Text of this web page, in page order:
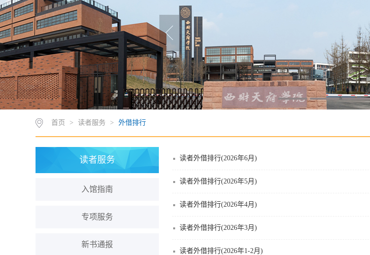
首页 > 读者服务 > 外借排行
读者服务
入馆指南
专项服务
新书通报
读者外借排行(2026年6月)
读者外借排行(2026年5月)
读者外借排行(2026年4月)
读者外借排行(2026年3月)
读者外借排行(2026年1-2月)